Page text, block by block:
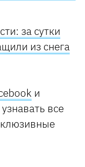
за сутки
из снега
и
все